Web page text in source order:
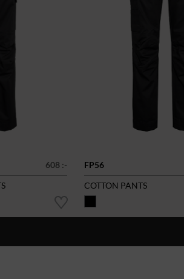
608 :-
FP56
COTTON PANTS